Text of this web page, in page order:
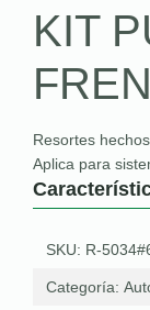
KIT
Resortes
Aplica para
SKU: R-
Categoría: